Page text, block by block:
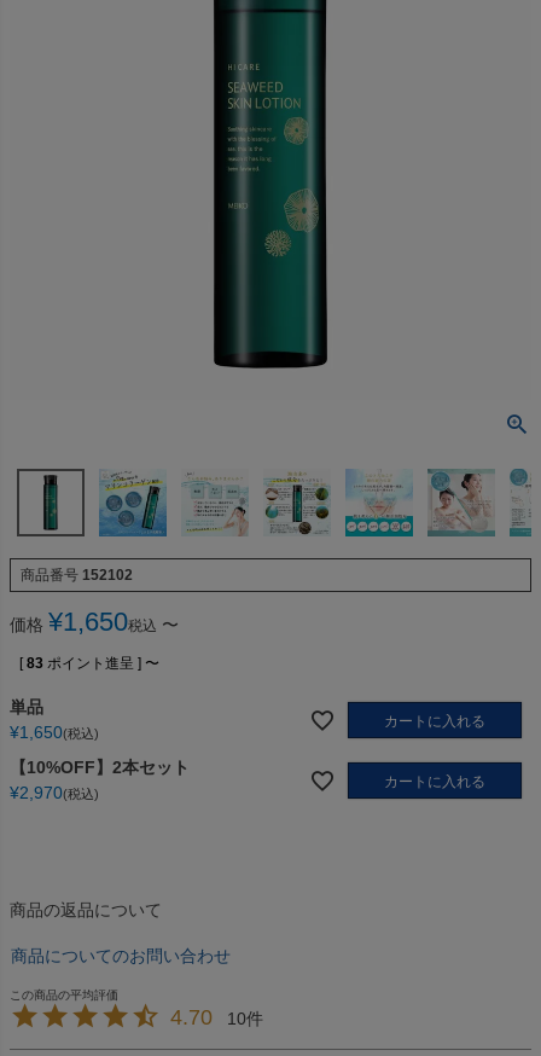
商品番号 152102
価格 ¥1,650税込 〜
[ 83 ポイント進呈 ] 〜
単品
¥1,650 税込
カートに入れる
【10%OFF】2本セット
¥2,970 税込
カートに入れる
商品の返品について
商品についてのお問い合わせ
4.70 10